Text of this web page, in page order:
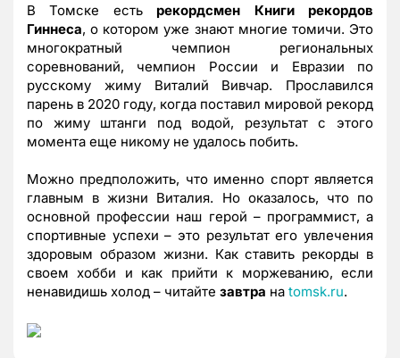
В Томске есть рекордсмен Книги рекордов
Гиннеса, о котором уже знают многие томичи. Это
многократный чемпион региональных
соревнований, чемпион России и Евразии по
русскому жиму Виталий Вивчар. Прославился
парень в 2020 году, когда поставил мировой рекорд
по жиму штанги под водой, результат с этого
момента еще никому не удалось побить.
Можно предположить, что именно спорт является
главным в жизни Виталия. Но оказалось, что по
основной профессии наш герой – программист, а
спортивные успехи – это результат его увлечения
здоровым образом жизни. Как ставить рекорды в
своем хобби и как прийти к моржеванию, если
ненавидишь холод – читайте завтра на tomsk.ru.